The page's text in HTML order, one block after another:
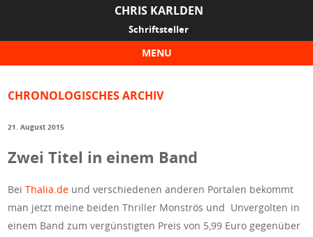
CHRIS KARLDEN
Schriftsteller
MENU
CHRONOLOGISCHES ARCHIV
21. August 2015
Zwei Titel in einem Band
BeiThalia.de und verschiedenen anderen Portalen bekommt
man jetzt meine beiden Thriller Monströs und Unvergolten in
einem Band zum vergünstigten Preis von 5,99 Euro gegenüber